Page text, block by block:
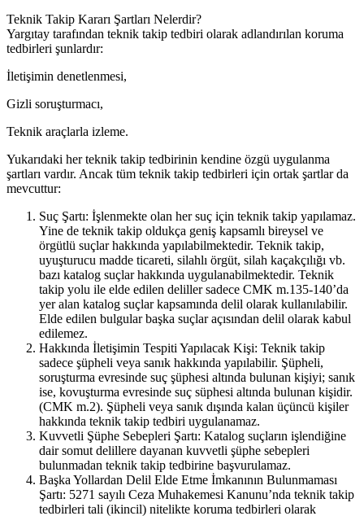
Teknik Takip Kararı Şartları Nelerdir?
Yargıtay tarafından teknik takip tedbiri olarak adlandırılan koruma
tedbirleri şunlardır:
İletişimin denetlenmesi,
Gizli soruşturmacı,
Teknik araçlarla izleme.
Yukarıdaki her teknik takip tedbirinin kendine özgü uygulanma
şartları vardır. Ancak tüm teknik takip tedbirleri için ortak şartlar da
mevcuttur:
Suç Şartı: İşlenmekte olan her suç için teknik takip yapılamaz.
Yine de teknik takip oldukça geniş kapsamlı bireysel ve
örgütlü suçlar hakkında yapılabilmektedir. Teknik takip,
uyuşturucu madde ticareti, silahlı örgüt, silah kaçakçılığı vb.
bazı katalog suçlar hakkında uygulanabilmektedir. Teknik
takip yolu ile elde edilen deliller sadece CMK m.135-140’da
yer alan katalog suçlar kapsamında delil olarak kullanılabilir.
Elde edilen bulgular başka suçlar açısından delil olarak kabul
edilemez.
Hakkında İletişimin Tespiti Yapılacak Kişi: Teknik takip
sadece şüpheli veya sanık hakkında yapılabilir. Şüpheli,
soruşturma evresinde suç şüphesi altında bulunan kişiyi; sanık
ise, kovuşturma evresinde suç süphesi altında bulunan kişidir.
(CMK m.2). Şüpheli veya sanık dışında kalan üçüncü kişiler
hakkında teknik takip tedbiri uygulanamaz.
Kuvvetli Şüphe Sebepleri Şartı: Katalog suçların işlendiğine
dair somut delillere dayanan kuvvetli şüphe sebepleri
bulunmadan teknik takip tedbirine başvurulamaz.
Başka Yollardan Delil Elde Etme İmkanının Bulunmaması
Şartı: 5271 sayılı Ceza Muhakemesi Kanunu’nda teknik takip
tedbirleri tali (ikincil) nitelikte koruma tedbirleri olarak